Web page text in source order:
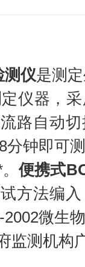
测仪是测
仪器，
路自动
分钟即可
便携式
方法编
微生
监测机构